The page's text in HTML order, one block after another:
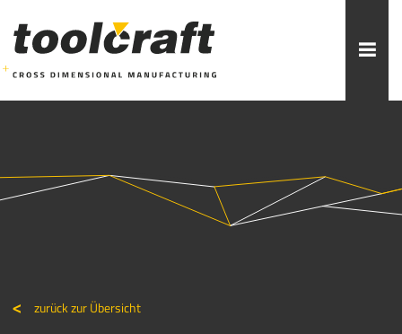
zurück zur Übersicht
ADDITIVE FERTIGUNG ROBOTIK ZERSPANUNG
STELLENANGEBOTE